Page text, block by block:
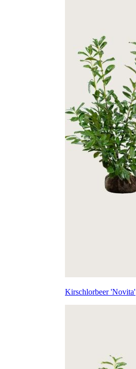
Kirschlorbeer 'Novita'